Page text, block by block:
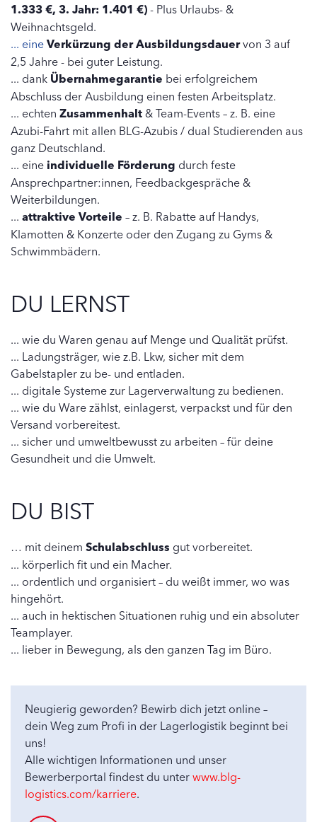
1.333 €, 3. Jahr: 1.401 €)- Plus Urlaubs- &
Weihnachtsgeld.
... eineVerkürzung der Ausbildungsdauervon 3 auf
2,5 Jahre - bei guter Leistung.
... dank Übernahmegarantie bei erfolgreichem
Abschluss der Ausbildung einen festen Arbeitsplatz.
... echten Zusammenhalt& Team-Events – z. B. eine
Azubi-Fahrt mit allen BLG-Azubis / dual Studierenden aus
ganz Deutschland.
... eine individuelle Förderung durch feste
Ansprechpartner:innen, Feedbackgespräche &
Weiterbildungen.
... attraktive Vorteile – z. B. Rabatte auf Handys,
Klamotten & Konzerte oder den Zugang zu Gyms &
Schwimmbädern.
DU LERNST
... wie du Waren genau auf Menge und Qualität prüfst.
... Ladungsträger, wie z.B. Lkw, sicher mit dem
Gabelstapler zu be- und entladen.
... digitale Systeme zur Lagerverwaltung zu bedienen.
... wie du Ware zählst, einlagerst, verpackst und für den
Versand vorbereitest.
... sicher und umweltbewusst zu arbeiten – für deine
Gesundheit und die Umwelt.
DU BIST
… mit deinem Schulabschluss gut vorbereitet.
... körperlich fit und ein Macher.
... ordentlich und organisiert – du weißt immer, wo was
hingehört.
... auch in hektischen Situationen ruhig und ein absoluter
Teamplayer.
... lieber in Bewegung, als den ganzen Tag im Büro.
Neugierig geworden? Bewirb dich jetzt online –
dein Weg zum Profi in der Lagerlogistik beginnt bei
uns!
Alle wichtigen Informationen und unser
Bewerberportal findest du unterwww.blg-
logistics.com/karriere.